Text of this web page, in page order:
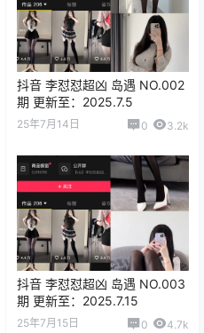
抖音 李怼怼超凶 岛遇 NO.002
期 更新至：2025.7.5
25年7月14日 0 3.2k
抖音 李怼怼超凶 岛遇 NO.003
期 更新至：2025.7.15
25年7月15日 0 4.7k